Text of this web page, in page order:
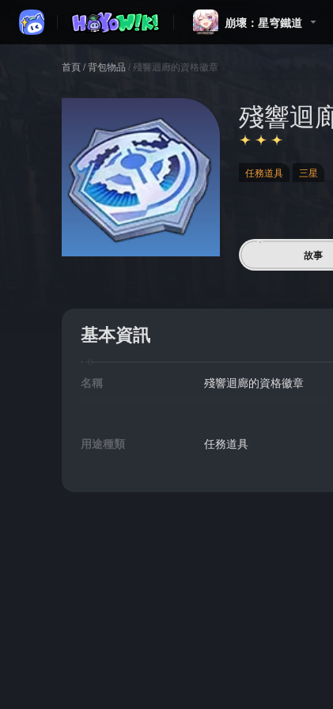
崩壞：星穹鐵道
首頁/背包物品 /殘響迴廊的資格徽章
殘響迴
任務道具 三星
故事
基本資訊
名稱 殘響迴廊的資格徽章
用途種類 任務道具